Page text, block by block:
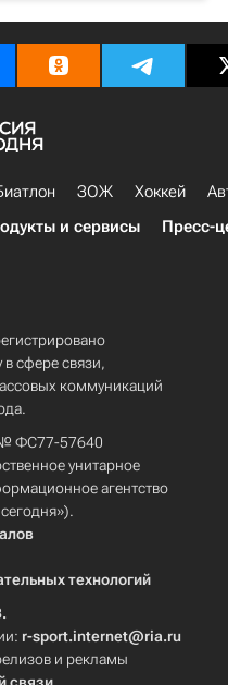
ЗОЖ Хоккей
и сервисы Пресс-
сфере связи,
коммуникаций
№ ФС77-57640
унитарное
агентство
технологий
r-sport.internet@ria.ru
и рекламы